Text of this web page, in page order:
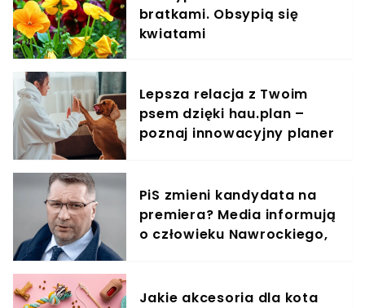
bratkami. Obsypią się
kwiatami
Lepsza relacja z Twoim
psem dzięki hau.plan –
poznaj innowacyjny planer
PiS zmieni kandydata na
premiera? Media informują
o człowieku Nawrockiego,
Jakie akcesoria dla kota